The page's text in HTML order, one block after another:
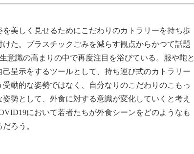
美しく見せるためにこだわりのカトラリーを持ち歩
た。プラスチックごみを減らす観点からかつて話題
意識の高まりの中で再度注目を浴びている。服や鞄と
呈示をするツールとして、持ち運び式のカトラリー
動的な姿勢ではなく、自分なりのこだわりのこもっ
勢として、外食に対する意識が変化していくと考え
において若者たちが外食シーンをどのようなも
ろう。